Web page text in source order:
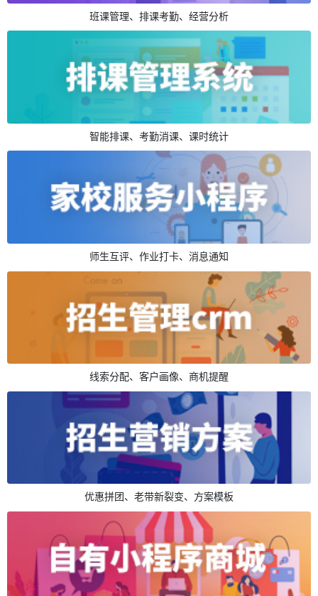
班课管理、排课考勤、经营分析
智能排课、考勤消课、课时统计
师生互评、作业打卡、消息通知
线索分配、客户画像、商机提醒
优惠拼团、老带新裂变、方案模板